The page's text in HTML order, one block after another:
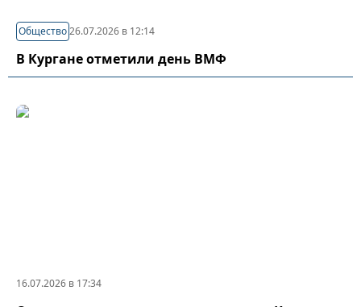
Общество26.07.2026 в 12:14
В Кургане отметили день ВМФ
16.07.2026 в 17:34